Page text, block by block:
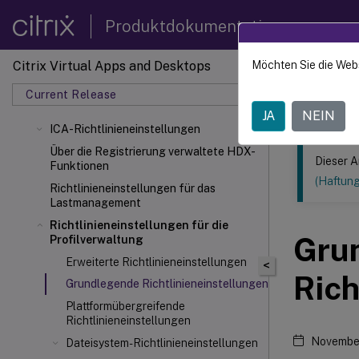
Produktdokumentation
Citrix Virtual Apps and Desktops
Current Release
ICA-Richtlinieneinstellungen
Über die Registrierung verwaltete HDX-
Funktionen
Richtlinieneinstellungen für das
Lastmanagement
Richtlinieneinstellungen für die
Profilverwaltung
Erweiterte Richtlinieneinstellungen
Grundlegende Richtlinieneinstellungen
Plattformübergreifende
Richtlinieneinstellungen
Dateisystem-Richtlinieneinstellungen
Dieser Inhalt
Citrix
<
Dieser
Möchten Sie die
JA NEIN